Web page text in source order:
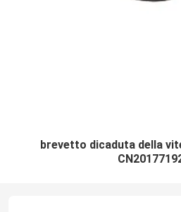
brevetto dicaduta della